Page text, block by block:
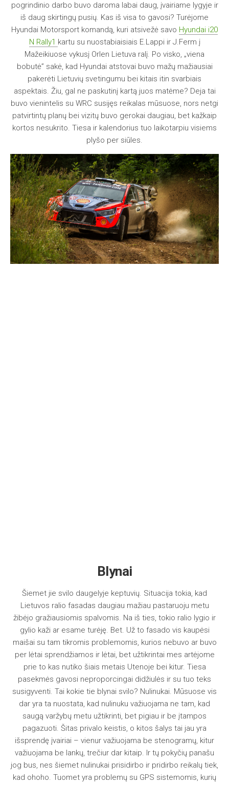
pogrindinio darbo buvo daroma labai daug, įvairiame lygyje ir
iš daug skirtingų pusių. Kas iš visa to gavosi? Turėjome
Hyundai Motorsport komandą, kuri atsivežė savo Hyundai i20
N Rally1 kartu su nuostabiaisiais E.Lappi ir J.Ferm į
Mažeikiuose vykusį Orlen Lietuva ralį. Po visko, „viena
bobutė” sakė, kad Hyundai atstovai buvo mažų mažiausiai
pakerėti Lietuvių svetingumu bei kitais itin svarbiais
aspektais. Žiu, gal ne paskutinį kartą juos matėme? Deja tai
buvo vienintelis su WRC susijęs reikalas mūsuose, nors netgi
patvirtintų planų bei vizitų buvo gerokai daugiau, bet kažkaip
kortos nesukrito. Tiesa ir kalendorius tuo laikotarpiu visiems
plyšo per siūles.
Blynai
Šiemet jie svilo daugelyje keptuvių. Situacija tokia, kad
Lietuvos ralio fasadas daugiau mažiau pastaruoju metu
žibėjo gražiausiomis spalvomis. Na iš ties, tokio ralio lygio ir
gylio kaži ar esame turėję. Bet. Už to fasado vis kaupėsi
maišai su tam tikromis problemomis, kurios nebuvo ar buvo
per lėtai sprendžiamos ir lėtai, bet užtikrintai mes artėjome
prie to kas nutiko šiais metais Utenoje bei kitur. Tiesa
pasekmės gavosi neproporcingai didžiulės ir su tuo teks
susigyventi. Tai kokie tie blynai svilo? Nulinukai. Mūsuose vis
dar yra ta nuostata, kad nulinuku važiuojama ne tam, kad
saugą varžybų metu užtikrinti, bet pigiau ir be įtampos
pagazuoti. Šitas privalo keistis, o kitos šalys tai jau yra
išsprendę įvairiai – vienur važiuojama be stenogramų, kitur
važiuojama be lankų, trečiur dar kitaip. Ir tų pokyčių panašu
jog bus, nes šiemet nulinukai prisidirbo ir pridirbo reikalų tiek,
kad ohoho. Tuomet yra problemų su GPS sistemomis, kurių